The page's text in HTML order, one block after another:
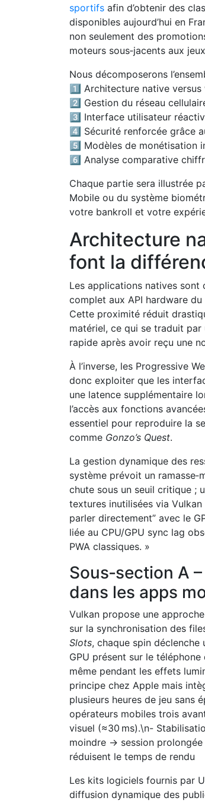
sportifs afin d’obtenir des
disponibles aujourd’hui en
non seulement des
moteurs sous‑jacents aux
Nous décomposerons
1️⃣ Architecture native versus
2️⃣ Gestion du réseau
3️⃣ Interface utilisateur
4️⃣ Sécurité renforcée grâce
5️⃣ Modèles de monétisation
6️⃣ Analyse comparative
Chaque partie sera illustrée
Mobile ou du système
votre bankroll et votre
Architecture
font la
Les applications natives sont
complet aux API hardware
Cette proximité réduit
matériel, ce qui se traduit par
rapide après avoir reçu une
À l’inverse, les Progressive
donc exploiter que les
une latence supplémentaire
l’accès aux fonctions
essentiel pour reproduire la
comme Gonzo’s Quest.
La gestion dynamique des
système prévoit un
chute sous un seuil critique ;
textures inutilisées via Vulkan
parler directement” avec le
liée au CPU/GPU sync lag
PWA classiques. »
Sous‑section A
dans les apps
Vulkan propose une
sur la synchronisation des
Slots, chaque spin déclenche
GPU présent sur le
même pendant les effets
principe chez Apple mais
plusieurs heures de jeu sans
opérateurs mobiles trois
visuel (≈30 ms).\n-
moindre → session prolongée
réduisent le temps de rendu
Les kits logiciels fournis par
diffusion dynamique des